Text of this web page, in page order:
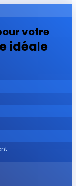
votre
idéale